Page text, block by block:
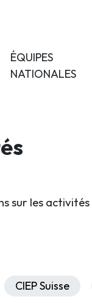
ÉQUIPES
NATIONALES
sur les
CIEP Suisse